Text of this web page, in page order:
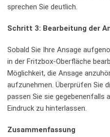
sprechen‍ Sie ⁢deutlich.
Schritt 3:​ Bearbeitung​ der
Sobald ‍Sie Ihre Ansage
in ​der Fritzbox-Oberfläche
Möglichkeit, die Ansage
aufzunehmen.‍ Überprüfen Sie
passen Sie sie ​gegebenenfalls
Eindruck zu ⁣hinterlassen.
Zusammenfassung